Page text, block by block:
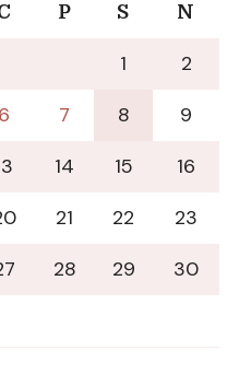
P S N
1
2
6 7 8
9
14 15
16
21 22
23
28 29
30